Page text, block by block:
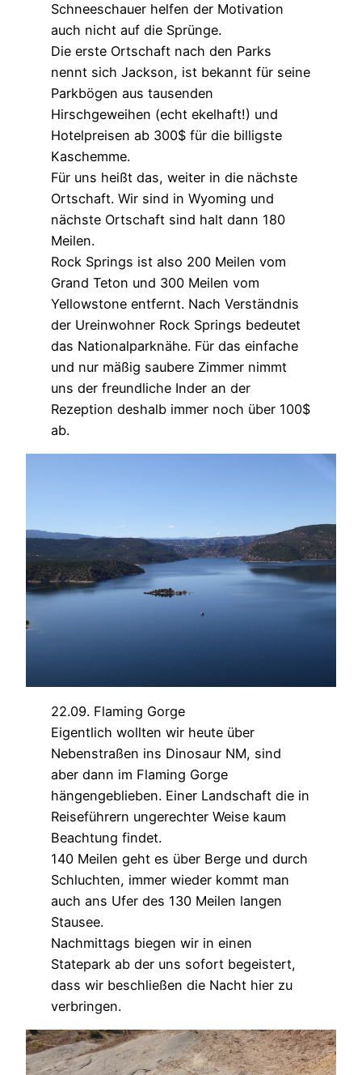
Schneeschauer helfen der Motivation
auch nicht auf die Sprünge.
Die erste Ortschaft nach den Parks
nennt sich Jackson, ist bekannt für seine
Parkbögen aus tausenden
Hirschgeweihen (echt ekelhaft!) und
Hotelpreisen ab 300$ für die billigste
Kaschemme.
Für uns heißt das, weiter in die nächste
Ortschaft. Wir sind in Wyoming und
nächste Ortschaft sind halt dann 180
Meilen.
Rock Springs ist also 200 Meilen vom
Grand Teton und 300 Meilen vom
Yellowstone entfernt. Nach Verständnis
der Ureinwohner Rock Springs bedeutet
das Nationalparknähe. Für das einfache
und nur mäßig saubere Zimmer nimmt
uns der freundliche Inder an der
Rezeption deshalb immer noch über 100$
ab.
22.09. Flaming Gorge
Eigentlich wollten wir heute über
Nebenstraßen ins Dinosaur NM, sind
aber dann im Flaming Gorge
hängengeblieben. Einer Landschaft die in
Reiseführern ungerechter Weise kaum
Beachtung findet.
140 Meilen geht es über Berge und durch
Schluchten, immer wieder kommt man
auch ans Ufer des 130 Meilen langen
Stausee.
Nachmittags biegen wir in einen
Statepark ab der uns sofort begeistert,
dass wir beschließen die Nacht hier zu
verbringen.